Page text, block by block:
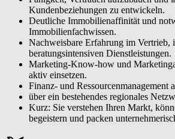
Kundenbeziehungen zu entwickeln.
Deutliche Immobilienaffinität und
Immobilienfachwissen.
Nachweisbare Erfahrung im Vertrieb,
beratungsintensiven Dienstleistungen.
Marketing-Know-how und
aktiv einsetzen.
Finanz- und Ressourcenmanagement
über ein bestehendes regionales
Kurz: Sie verstehen Ihren Markt,
begeistern und packen